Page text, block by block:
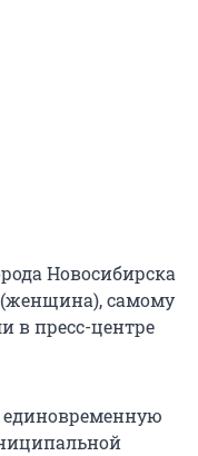
Новосибирска
(женщина), самому
в пресс-центре